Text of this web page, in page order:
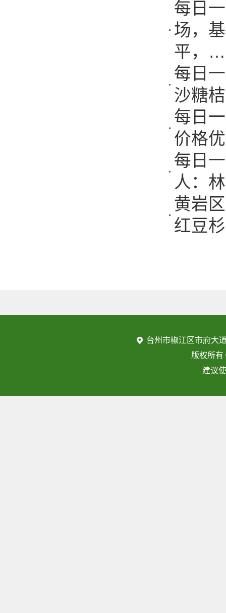
每日
场，
平，…
每日
沙糖
每日
价格
每日
人：
黄岩
红豆
台州市椒江区市府大
版权所
建议